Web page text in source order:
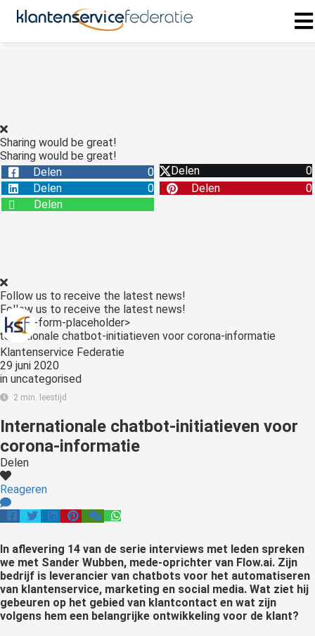
Sharing would be great!
Sharing would be great!
Delen
0 Delen
0
Delen
0 Delen
0
Delen
Follow us to receive the latest news!
Follow us to receive the latest news!
<:optin-form-placeholder>
Klantenservice Federatie
29 juni 2020
in uncategorised
2 min. leestijd
Internationale chatbot-initiatieven voor
corona-informatie
Delen
Reageren
In aflevering 14 van de serie interviews met leden spreken
we met Sander Wubben, mede-oprichter van Flow.ai. Zijn
bedrijf is leverancier van chatbots voor het automatiseren
van klantenservice, marketing en social media. Wat ziet hij
gebeuren op het gebied van klantcontact en wat zijn
volgens hem een belangrijke ontwikkeling voor de klant?
zijn
deze
kan de
worden
om
te
over
van
op
gebruikt
te